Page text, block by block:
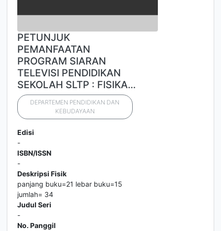
PETUNJUK
PEMANFAATAN
PROGRAM SIARAN
TELEVISI PENDIDIKAN
SEKOLAH SLTP : FISIKA…
DEPARTEMEN PENDIDIKAN DAN
KEBUDAYAAN
Edisi
-
ISBN/ISSN
-
Deskripsi Fisik
panjang buku=21 lebar buku=15
jumlah= 34
Judul Seri
-
No. Panggil